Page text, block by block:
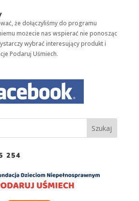
że dołączyliśmy do programu
możecie nas wspierać nie ponosząc
wybrać interesujący produkt i
Podaruj Uśmiech.
254
Konieczne
Te pliki cookie
nie są
opcjonalne. Są
internetowej.
internetowej,
na podstawie
tego, jak strona
jest używana.